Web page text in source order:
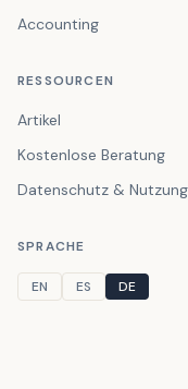
Accounting
RESSOURCEN
Artikel
Kostenlose Beratung
Datenschutz &
SPRACHE
EN ES DE